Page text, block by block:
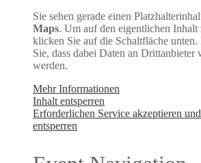
Sie sehen gerade einen
Maps. Um auf den eigentlichen Inhalt
klicken Sie auf die Schaltfläche unten.
Sie, dass dabei Daten an Drittanbieter
werden.
Mehr Informationen
Inhalt entsperren
Erforderlichen Service akzeptieren
entsperren